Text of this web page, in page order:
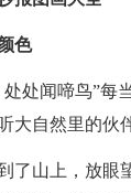
色
处处闻啼鸟”每
大自然里的伙
了山上，放眼